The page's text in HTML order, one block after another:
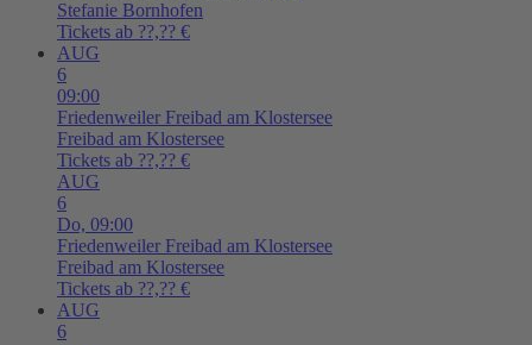
Stefanie Bornhofen
Tickets ab ??,?? €
AUG
6
09:00
Friedenweiler Freibad am Klostersee
Freibad am Klostersee
Tickets ab ??,?? €
AUG
6
Do, 09:00
Friedenweiler Freibad am Klostersee
Freibad am Klostersee
Tickets ab ??,?? €
AUG
6